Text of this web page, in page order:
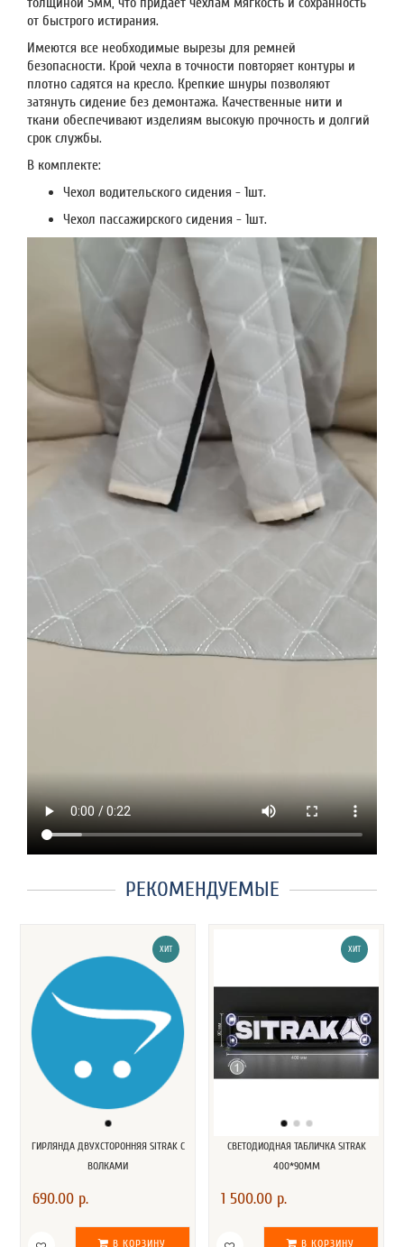
от быстрого истирания.
Имеются все необходимые вырезы для ремней
безопасности. Крой чехла в точности повторяет контуры и
плотно садятся на кресло. Крепкие шнуры позволяют
затянуть сидение без демонтажа. Качественные нити и
ткани обеспечивают изделиям высокую прочность и долгий
срок службы.
В комплекте:
Чехол водительского сидения - 1шт.
Чехол пассажирского сидения - 1шт.
РЕКОМЕНДУЕМЫЕ
ХИТ
ГИРЛЯНДА ДВУХСТОРОННЯЯ SITRAK С
ВОЛКАМИ
690.00 р.
В КОРЗИНУ
ХИТ
СВЕТОДИОДНАЯ ТАБЛИЧКА SITRAK
400*90ММ
1 500.00 р.
В КОРЗИНУ